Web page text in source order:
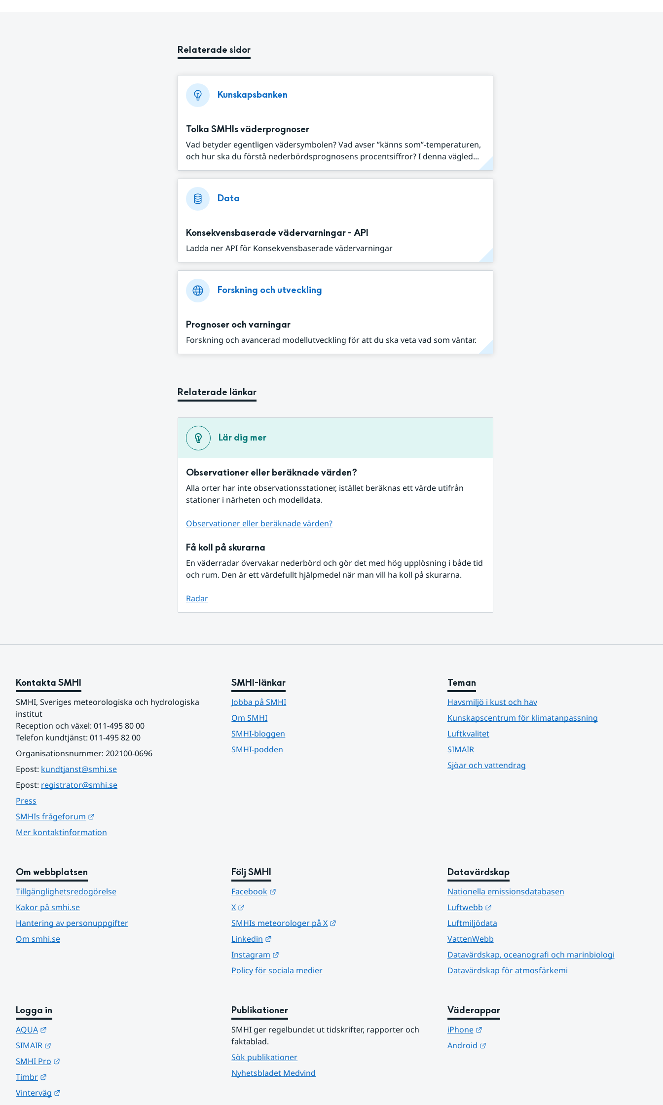
Relaterade sidor
Kunskapsbanken
Tolka SMHIs väderprognoser
Vad betyder egentligen vädersymbolen? Vad avser ”känns som”-temperaturen,
och hur ska du förstå nederbördsprognosens procentsiffror? I denna vägled...
Data
Konsekvensbaserade vädervarningar - API
Ladda ner API för Konsekvensbaserade vädervarningar
Forskning och utveckling
Prognoser och varningar
Forskning och avancerad modellutveckling för att du ska veta vad som väntar.
Relaterade länkar
Lär dig mer
Observationer eller beräknade värden?
Alla orter har inte observationsstationer, istället beräknas ett värde utifrån
stationer i närheten och modelldata.
Observationer eller beräknade värden?
Få koll på skurarna
En väderradar övervakar nederbörd och gör det med hög upplösning i både tid
och rum. Den är ett värdefullt hjälpmedel när man vill ha koll på skurarna.
Radar
Kontakta SMHI
SMHI, Sveriges meteorologiska och hydrologiska
institut
Reception och växel: 011-495 80 00
Telefon kundtjänst: 011-495 82 00
Organisationsnummer: 202100-0696
Epost: kundtjanst@smhi.se
Epost: registrator@smhi.se
Press
SMHIs frågeforum
Mer kontaktinformation
SMHI-länkar
Jobba på SMHI
Om SMHI
SMHI-bloggen
SMHI-podden
Teman
Havsmiljö i kust och hav
Kunskapscentrum för klimatanpassning
Luftkvalitet
SIMAIR
Sjöar och vattendrag
Om webbplatsen
Tillgänglighetsredogörelse
Kakor på smhi.se
Hantering av personuppgifter
Om smhi.se
Följ SMHI
Facebook
X
SMHIs meteorologer på X
Linkedin
Instagram
Policy för sociala medier
Datavärdskap
Nationella emissionsdatabasen
Luftwebb
Länk till annan webbplats.
Luftmiljödata
VattenWebb
Datavärdskap, oceanografi och marinbiologi
Datavärdskap för atmosfärkemi
Logga in
AQUA
SIMAIR
SMHI Pro
Timbr
Vinterväg
Publikationer
SMHI ger regelbundet ut tidskrifter, rapporter och
faktablad.
Sök publikationer
Nyhetsbladet Medvind
Väderappar
iPhone
Länk till annan webbplats.
Android
Länk till annan webbplats.